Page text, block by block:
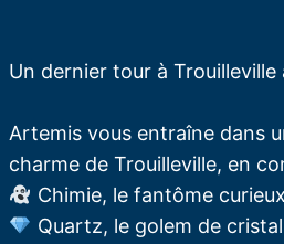
Un dernier tour à
Artemis vous entraîne dans
charme de Trouilleville, en
Chimie, le fantôme curieux
Quartz, le golem de cristal